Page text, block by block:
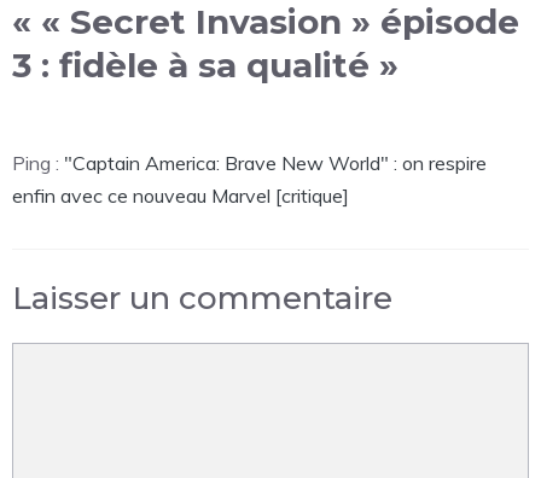
« « Secret Invasion » épisode
3 : fidèle à sa qualité »
Ping : "Captain America: Brave New World" : on respire
enfin avec ce nouveau Marvel [critique]
Laisser un commentaire